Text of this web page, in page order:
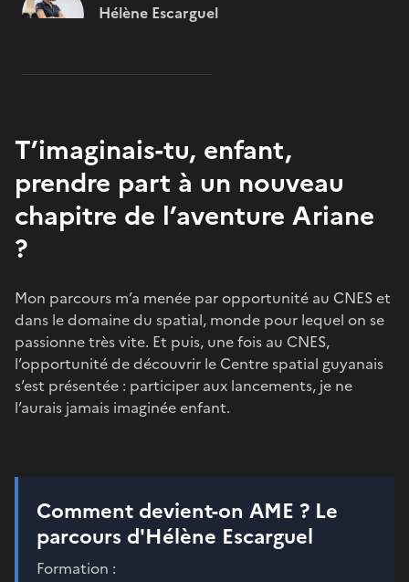
Hélène Escarguel
T’imaginais-tu, enfant,
prendre part à un nouveau
chapitre de l’aventure Ariane
?
Mon parcours m’a menée par opportunité au CNES et
dans le domaine du spatial, monde pour lequel on se
passionne très vite. Et puis, une fois au CNES,
l’opportunité de découvrir le Centre spatial guyanais
s’est présentée : participer aux lancements, je ne
l’aurais jamais imaginée enfant.
Comment devient-on AME ? Le
parcours d'Hélène Escarguel
Formation :